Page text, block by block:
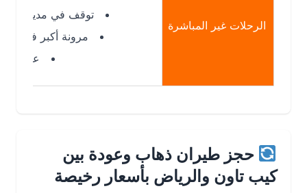
الرحلات غير المباشرة
توقف في مدينة وسيطة
مرونة أكبر في الأسعار
عادة أرخص
حجز طيران ذهاب وعودة بين
كيب تاون والرياض بأسعار رخيصة